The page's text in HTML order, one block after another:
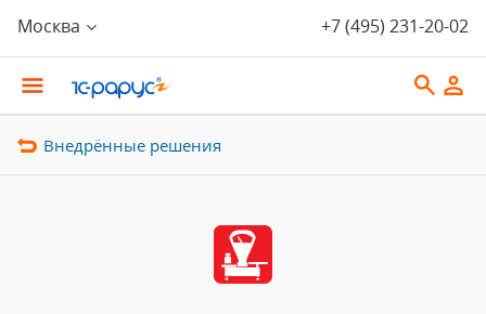
Москва +7 (495) 231-20-02
Внедрённые решения